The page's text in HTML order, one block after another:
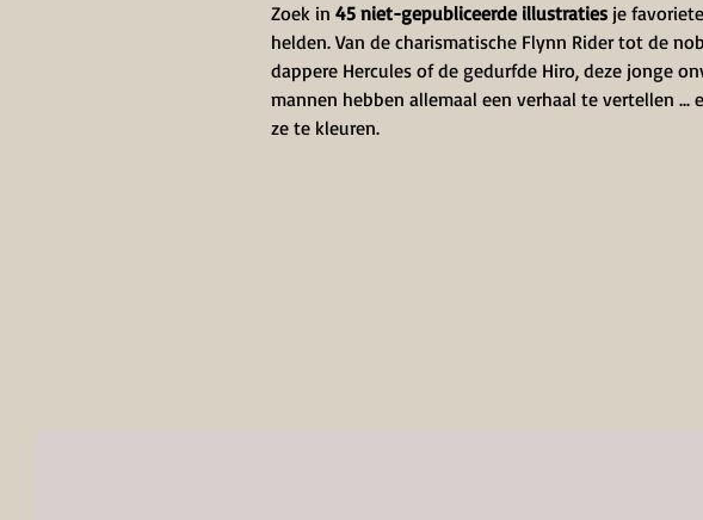
Zoek in 45 niet-gepubliceerde illustraties je
helden. Van de charismatische Flynn Rider tot de
dappere Hercules of de gedurfde Hiro, deze jonge
mannen hebben allemaal een verhaal te vertellen ...
ze te kleuren.